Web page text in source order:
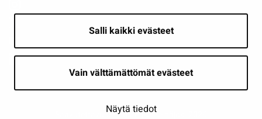
Salli kaikki evästeet
Vain välttämättömät evästeet
Näytä tiedot
Saavutettavuusseloste | © Seinäjoki 2026